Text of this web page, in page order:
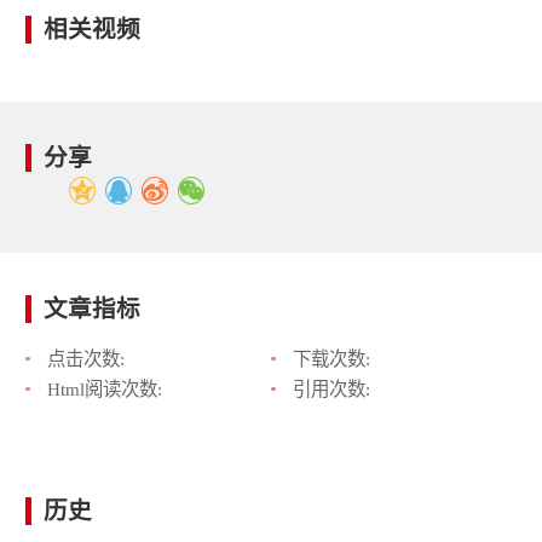
相关视频
分享
文章指标
点击次数:
下载次数:
Html阅读次数:
引用次数:
历史